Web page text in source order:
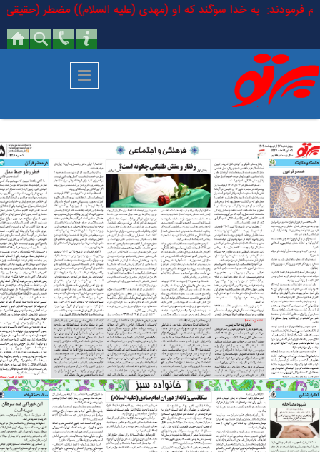
رفتن به محتوای اصلی
فرمودند: به خدا سوگند که او (مهدی (علیه السلام)) مضطر